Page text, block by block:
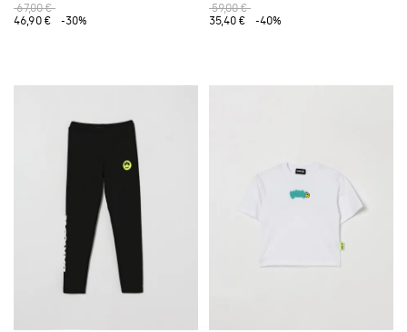
67,00 €
46,90 €
-30%
59,00 €
35,40 €
-40%